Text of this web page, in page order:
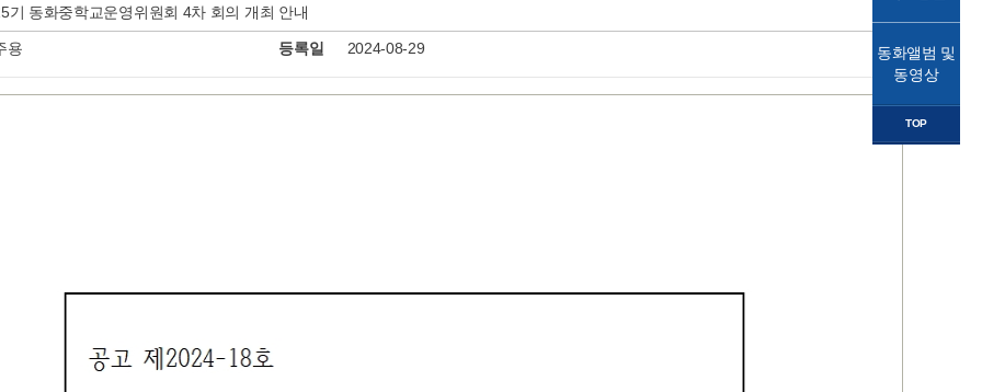
스트라
기 동화중학교운영위원회 4차 회의 개최 안내
용 등록일 2024-08-29
동화앨범 및
동영상
TOP